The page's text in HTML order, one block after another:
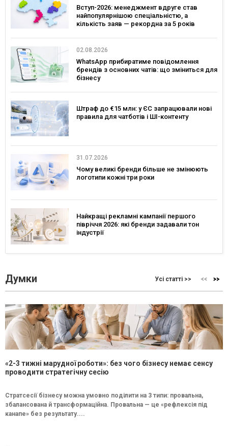
Вступ-2026: менеджмент вдруге став
найпопулярнішою спеціальністю, а
кількість заяв — рекордна за 5 років
02.08.2026
WhatsApp прибиратиме повідомлення
брендів з основних чатів: що зміниться для
бізнесу
Штраф до €15 млн: у ЄС запрацювали нові
правила для чатботів і ШІ-контенту
31.07.2026
Чому великі бренди більше не змінюють
логотипи кожні три роки
Найкращі рекламні кампанії першого
півріччя 2026: які бренди задавали тон
індустрії
Думки Усі статті >>
«2-3 тижні марудної роботи»: без чого бізнесу немає сенсу
проводити стратегічну сесію
Стратсесії бізнесу можна умовно поділити на 3 типи: провальна,
збалансована й трансформаційна. Провальна — це «рефлексія під
канапе» без результату....